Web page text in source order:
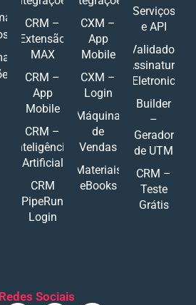
CRM –
Extensão
MAX
CRM –
App
Mobile
CRM –
Inteligência
Artificial
CRM
PipeRun
Login
CXM –
App
Mobile
CXM –
Login
Máquina
de
Vendas
Materiais
eBooks
Serviços
e API
Validador
Assinatura
Eletronic
Builder
–
Gerador
de UTM
CRM –
Teste
Grátis
Redes Sociais